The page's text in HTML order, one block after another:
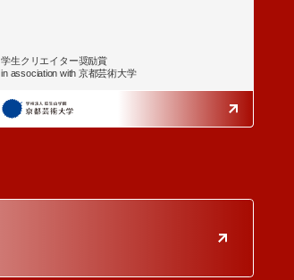
学生クリエイター奨励賞
in association with 京都芸術大学